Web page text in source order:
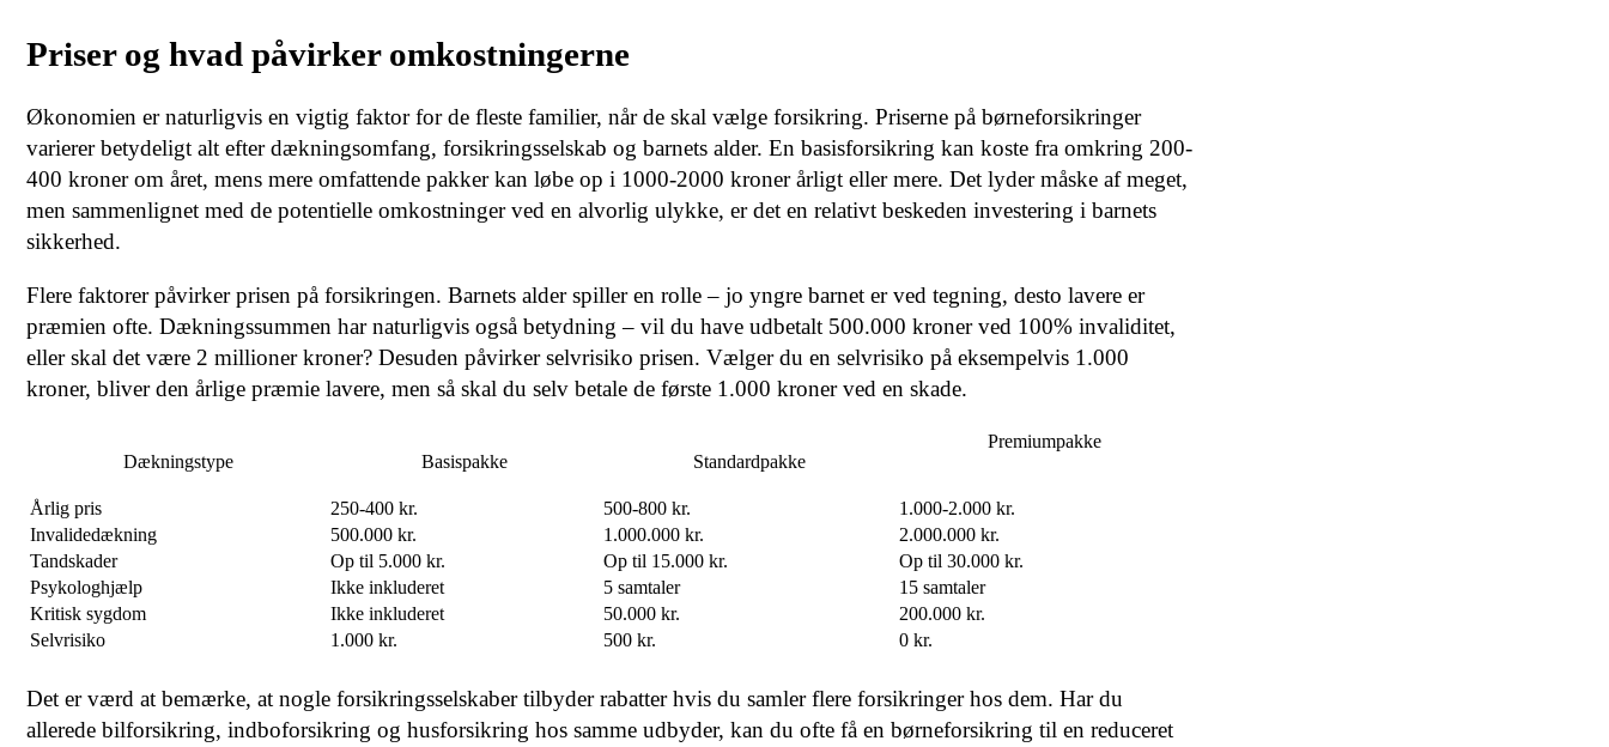
Priser og hvad påvirker omkostningerne
Økonomien er naturligvis en vigtig faktor for de fleste familier, når de skal vælge forsikring. Priserne på børneforsikringer
varierer betydeligt alt efter dækningsomfang, forsikringsselskab og barnets alder. En basisforsikring kan koste fra omkring 200-
400 kroner om året, mens mere omfattende pakker kan løbe op i 1000-2000 kroner årligt eller mere. Det lyder måske af meget,
men sammenlignet med de potentielle omkostninger ved en alvorlig ulykke, er det en relativt beskeden investering i barnets
sikkerhed.
Flere faktorer påvirker prisen på forsikringen. Barnets alder spiller en rolle – jo yngre barnet er ved tegning, desto lavere er
præmien ofte. Dækningssummen har naturligvis også betydning – vil du have udbetalt 500.000 kroner ved 100% invaliditet,
eller skal det være 2 millioner kroner? Desuden påvirker selvrisiko prisen. Vælger du en selvrisiko på eksempelvis 1.000
kroner, bliver den årlige præmie lavere, men så skal du selv betale de første 1.000 kroner ved en skade.
Dækningstype Basispakke Standardpakke
Premiumpakke
Årlig pris 250-400 kr. 500-800 kr.
1.000-2.000 kr.
Invalidedækning
500.000 kr. 1.000.000 kr.
2.000.000 kr.
Tandskader
Op til 5.000 kr. Op til 15.000 kr.
Op til 30.000 kr.
Psykologhjælp
Ikke inkluderet 5 samtaler
15 samtaler
Kritisk sygdom
Ikke inkluderet 50.000 kr.
200.000 kr.
Selvrisiko
1.000 kr. 500 kr. 0 kr.
Det er værd at bemærke, at nogle forsikringsselskaber tilbyder rabatter hvis du samler flere forsikringer hos dem. Har du
allerede bilforsikring, indboforsikring og husforsikring hos samme udbyder, kan du ofte få en børneforsikring til en reduceret